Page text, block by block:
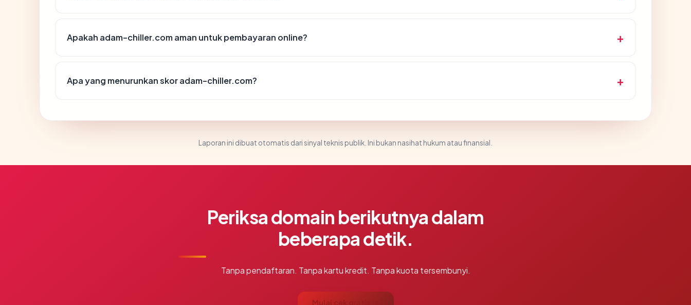
Apakah adam-chiller.com aman untuk pembayaran online?
Apa yang menurunkan skor adam-chiller.com?
Laporan ini dibuat otomatis dari sinyal teknis publik. Ini bukan nasihat hukum atau finansial.
Periksa domain berikutnya dalam
beberapa detik.
Tanpa pendaftaran. Tanpa kartu kredit. Tanpa kuota tersembunyi.
Mulai cek gratis →